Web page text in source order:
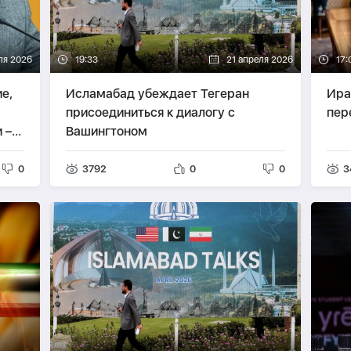
2026
–
0
19:33 21 апреля 2026
Исламабад убеждает Тегеран
присоединиться к диалогу с
Вашингтоном
3792 0 0